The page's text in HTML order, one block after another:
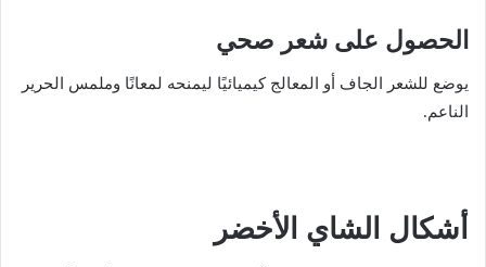
الحصول على شعر صحي
يوضع للشعر الجاف أو المعالج كيميائيًا ليمنحه لمعانًا وملمس الحرير
الناعم.
أشكال الشاي الأخضر